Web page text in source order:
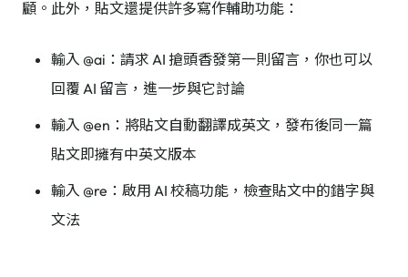
顧。此外，貼文還提供許多寫作輔助功能：
輸入 @ai：請求 AI 搶頭香發第一則留言，你也可以
回覆 AI 留言，進一步與它討論
輸入 @en：將貼文自動翻譯成英文，發布後同一篇
貼文即擁有中英文版本
輸入 @re：啟用 AI 校稿功能，檢查貼文中的錯字與
文法